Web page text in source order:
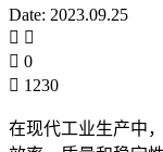
Date: 2023.09.25
0
1230
在现代工业生产中